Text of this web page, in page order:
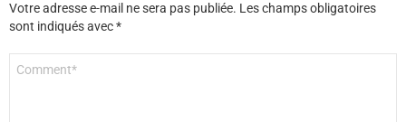
Votre adresse e-mail ne sera pas publiée. Les champs obligatoires
sont indiqués avec*